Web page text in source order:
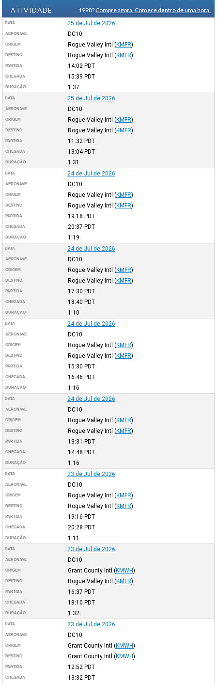
ATIVIDADE
1998? Compre agora. Comece dentro de uma hora.
DATA 25 de Jul de 2026
AERONAVE DC10
ORIGEM Rogue Valley Intl (KMFR)
DESTINO Rogue Valley Intl (KMFR)
PARTIDA 14:02 PDT
CHEGADA 15:39 PDT
DURAÇÃO 1:37
DATA 25 de Jul de 2026
AERONAVE DC10
ORIGEM Rogue Valley Intl (KMFR)
DESTINO Rogue Valley Intl (KMFR)
PARTIDA 11:32 PDT
CHEGADA 13:04PDT
DURAÇÃO 1:31
DATA 24 de Jul de 2026
AERONAVE DC10
ORIGEM Rogue Valley Intl (KMFR)
DESTINO Rogue Valley Intl (KMFR)
PARTIDA 19:18 PDT
CHEGADA 20:37 PDT
DURAÇÃO 1:19
DATA 24 de Jul de 2026
AERONAVE DC10
ORIGEM Rogue Valley Intl (KMFR)
DESTINO Rogue Valley Intl (KMFR)
PARTIDA 17:30 PDT
CHEGADA 18:40 PDT
DURAÇÃO 1:10
DATA 24 de Jul de 2026
AERONAVE DC10
ORIGEM Rogue Valley Intl (KMFR)
DESTINO Rogue Valley Intl (KMFR)
PARTIDA 15:30 PDT
CHEGADA 16:46 PDT
DURAÇÃO 1:16
DATA 24 de Jul de 2026
AERONAVE DC10
ORIGEM Rogue Valley Intl (KMFR)
DESTINO Rogue Valley Intl (KMFR)
PARTIDA 13:31 PDT
CHEGADA 14:48 PDT
DURAÇÃO 1:16
DATA 23 de Jul de 2026
AERONAVE DC10
ORIGEM Rogue Valley Intl (KMFR)
DESTINO Rogue Valley Intl (KMFR)
PARTIDA 19:16 PDT
CHEGADA 20:28 PDT
DURAÇÃO 1:11
DATA 23 de Jul de 2026
AERONAVE DC10
ORIGEM Grant County Intl (KMWH)
DESTINO Rogue Valley Intl (KMFR)
PARTIDA 16:37 PDT
CHEGADA 18:10 PDT
DURAÇÃO 1:32
DATA 23 de Jul de 2026
AERONAVE DC10
ORIGEM Grant County Intl (KMWH)
DESTINO Grant County Intl (KMWH)
PARTIDA 12:52 PDT
CHEGADA 13:32 PDT